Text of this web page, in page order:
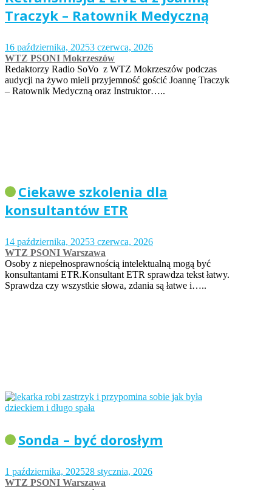
Traczyk – Ratownik Medyczną
16 października, 20253 czerwca, 2026
WTZ PSONI Mokrzeszów
Redaktorzy Radio SoVo z WTZ Mokrzeszów podczas
audycji na żywo mieli przyjemność gościć Joannę Traczyk
– Ratownik Medyczną oraz Instruktor…..
Ciekawe szkolenia dla
konsultantów ETR
14 października, 20253 czerwca, 2026
WTZ PSONI Warszawa
Osoby z niepełnosprawnością intelektualną mogą być
konsultantami ETR.Konsultant ETR sprawdza tekst łatwy.
Sprawdza czy wszystkie słowa, zdania są łatwe i…..
Sonda – być dorosłym
1 października, 202528 stycznia, 2026
WTZ PSONI Warszawa